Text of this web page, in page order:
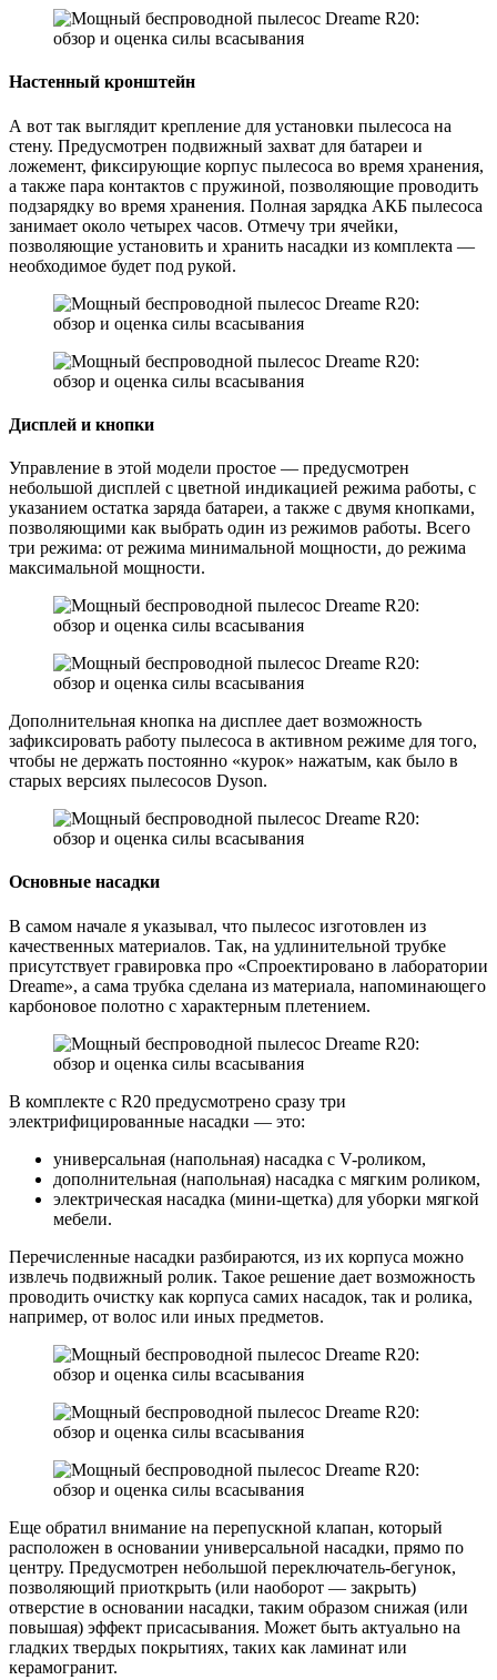
Настенный кронштейн
А вот так выглядит крепление для установки пылесоса на
стену. Предусмотрен подвижный захват для батареи и
ложемент, фиксирующие корпус пылесоса во время хранения,
а также пара контактов с пружиной, позволяющие проводить
подзарядку во время хранения. Полная зарядка АКБ пылесоса
занимает около четырех часов. Отмечу три ячейки,
позволяющие установить и хранить насадки из комплекта —
необходимое будет под рукой.
Дисплей и кнопки
Управление в этой модели простое — предусмотрен
небольшой дисплей с цветной индикацией режима работы, с
указанием остатка заряда батареи, а также с двумя кнопками,
позволяющими как выбрать один из режимов работы. Всего
три режима: от режима минимальной мощности, до режима
максимальной мощности.
Дополнительная кнопка на дисплее дает возможность
зафиксировать работу пылесоса в активном режиме для того,
чтобы не держать постоянно «курок» нажатым, как было в
старых версиях пылесосов Dyson.
Основные насадки
В самом начале я указывал, что пылесос изготовлен из
качественных материалов. Так, на удлинительной трубке
присутствует гравировка про «Спроектировано в лаборатории
Dreame», а сама трубка сделана из материала, напоминающего
карбоновое полотно с характерным плетением.
В комплекте с R20 предусмотрено сразу три
электрифицированные насадки — это:
универсальная (напольная) насадка с V-роликом,
дополнительная (напольная) насадка с мягким роликом,
электрическая насадка (мини-щетка) для уборки мягкой
мебели.
Перечисленные насадки разбираются, из их корпуса можно
извлечь подвижный ролик. Такое решение дает возможность
проводить очистку как корпуса самих насадок, так и ролика,
например, от волос или иных предметов.
Еще обратил внимание на перепускной клапан, который
расположен в основании универсальной насадки, прямо по
центру. Предусмотрен небольшой переключатель-бегунок,
позволяющий приоткрыть (или наоборот — закрыть)
отверстие в основании насадки, таким образом снижая (или
повышая) эффект присасывания. Может быть актуально на
гладких твердых покрытиях, таких как ламинат или
керамогранит.